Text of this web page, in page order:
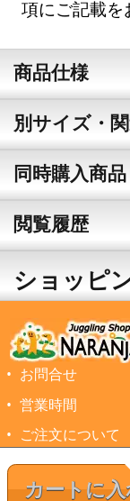
カートに入
項にご記載を
商品仕様
別サイズ・
同時購入商品
閲覧履歴
ショッピ
お問合せ
営業時間
ご注文について
©1999-